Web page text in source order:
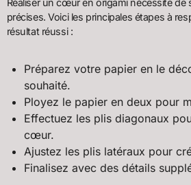
Réaliser un cœur en origami nécessite de
précises. Voici les principales étapes à
résultat réussi :
Préparez votre papier en le
souhaité.
Ployez le papier en deux pour
Effectuez les plis diagonaux
cœur.
Ajustez les plis latéraux pour
Finalisez avec des détails